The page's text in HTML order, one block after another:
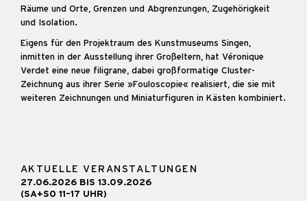
Räume und Orte, Grenzen und Abgrenzungen, Zugehörigkeit
und Isolation.
Eigens für den Projektraum des Kunstmuseums Singen,
inmitten in der Ausstellung ihrer Großeltern, hat Véronique
Verdet eine neue filigrane, dabei großformatige Cluster-
Zeichnung aus ihrer Serie »Fouloscopie« realisiert, die sie mit
weiteren Zeichnungen und Miniaturfiguren in Kästen kombiniert.
AKTUELLE VERANSTALTUNGEN
27.06.2026 BIS 13.09.2026
(SA+SO 11–17 UHR)